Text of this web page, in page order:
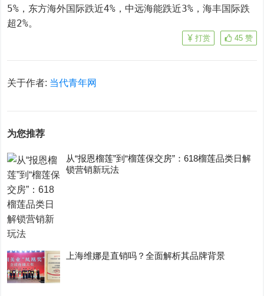
5%，东方海外国际跌近4%，中远海能跌近3%，海丰国际跌
超2%。
45 赞
打赏
关于作者: 当代青年网
为您推荐
从“报恩榴莲”到“榴莲保交房”：618榴莲品类日解
锁营销新玩法
上海维娜是直销吗？全面解析其品牌背景